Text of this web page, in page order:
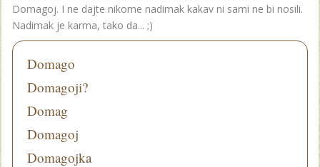
Domagoj. I ne dajte nikome nadimak kakav ni sami ne bi nosili.
Nadimak je karma, tako da... ;)
Domago
Domagoji?
Domag
Domagoj
Domagojka